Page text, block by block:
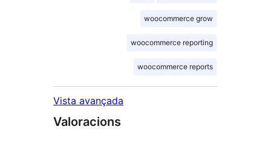
woocommerce grow
woocommerce reporting
woocommerce reports
Vista avançada
Valoracions